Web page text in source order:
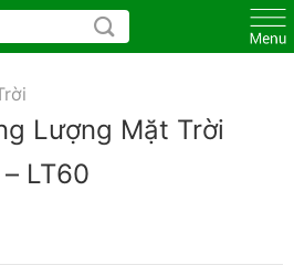
Lượng Mặt Trời
LT60